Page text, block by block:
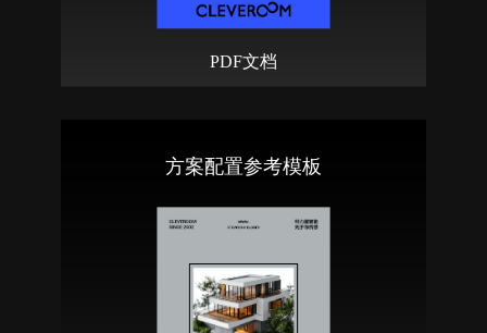
PDF文档
方案配置参考模板